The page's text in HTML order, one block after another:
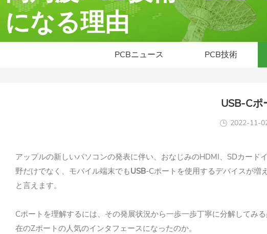
になる理由
PCBニュース PCB技術
USB-Cポ
2022-11-
アップルの新しいパソコンの発表に伴い、おなじみのHDMI SDカード
野だけでなく、モバイル端末でもUSB-Cポートを使用するデバイスが増
と言えます。
Cポートを理解するには、その発展状況から一歩一歩丁寧に分解してみ
在のZポートの人気のインタフェースになったのか。